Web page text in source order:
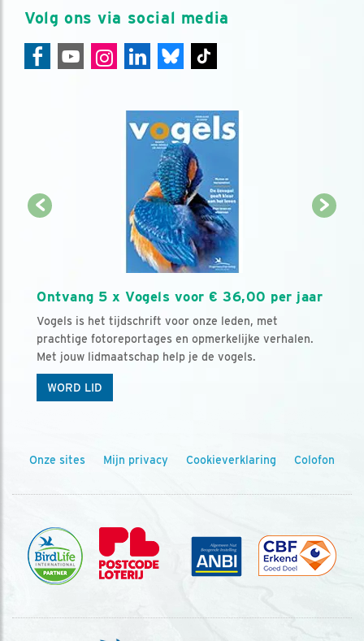
Volg ons via social media
Ontvang 5 x Vogels voor € 36,00 per jaar
Vogels is het tijdschrift voor onze leden, met
prachtige fotoreportages en opmerkelijke verhalen.
Met jouw lidmaatschap help je de vogels.
WORD LID
Onze sites Mijn privacy Cookieverklaring Colofon